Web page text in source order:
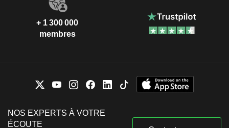
+ 1 300 000
membres
NOS EXPERTS À VOTRE
ÉCOUTE